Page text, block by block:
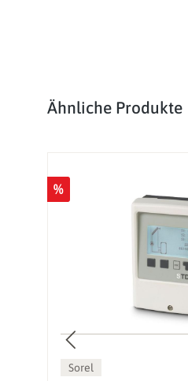
Produktgalerie überspringen
Ähnliche Produkte
%
Sorel